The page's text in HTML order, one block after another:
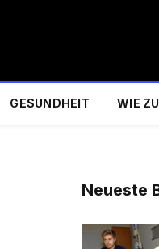
GESUNDHEIT WIE ZU
Neueste